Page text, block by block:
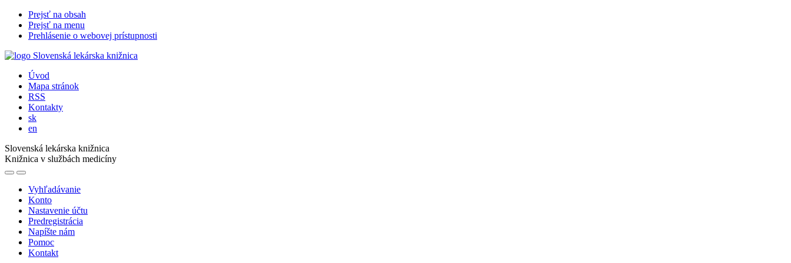
Prejsť na obsah
Prejsť na menu
Prehlásenie o webovej prístupnosti
Úvod
Mapa stránok
RSS
Kontakty
sk
en
Slovenská lekárska knižnica
Knižnica v službách medicíny
Vyhľadávanie
Konto
Nastavenie účtu
Predregistrácia
Napíšte nám
Pomoc
Kontakt